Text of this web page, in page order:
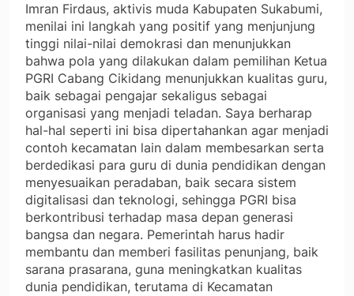
Imran Firdaus, aktivis muda Kabupaten Sukabumi,
menilai ini langkah yang positif yang menjunjung
tinggi nilai-nilai demokrasi dan menunjukkan
bahwa pola yang dilakukan dalam pemilihan Ketua
PGRI Cabang Cikidang menunjukkan kualitas guru,
baik sebagai pengajar sekaligus sebagai
organisasi yang menjadi teladan. Saya berharap
hal-hal seperti ini bisa dipertahankan agar menjadi
contoh kecamatan lain dalam membesarkan serta
berdedikasi para guru di dunia pendidikan dengan
menyesuaikan peradaban, baik secara sistem
digitalisasi dan teknologi, sehingga PGRI bisa
berkontribusi terhadap masa depan generasi
bangsa dan negara. Pemerintah harus hadir
membantu dan memberi fasilitas penunjang, baik
sarana prasarana, guna meningkatkan kualitas
dunia pendidikan, terutama di Kecamatan